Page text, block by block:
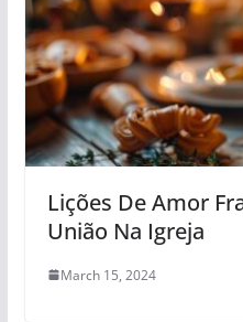
Lições De Amor
União Na Igreja
March 15, 2024